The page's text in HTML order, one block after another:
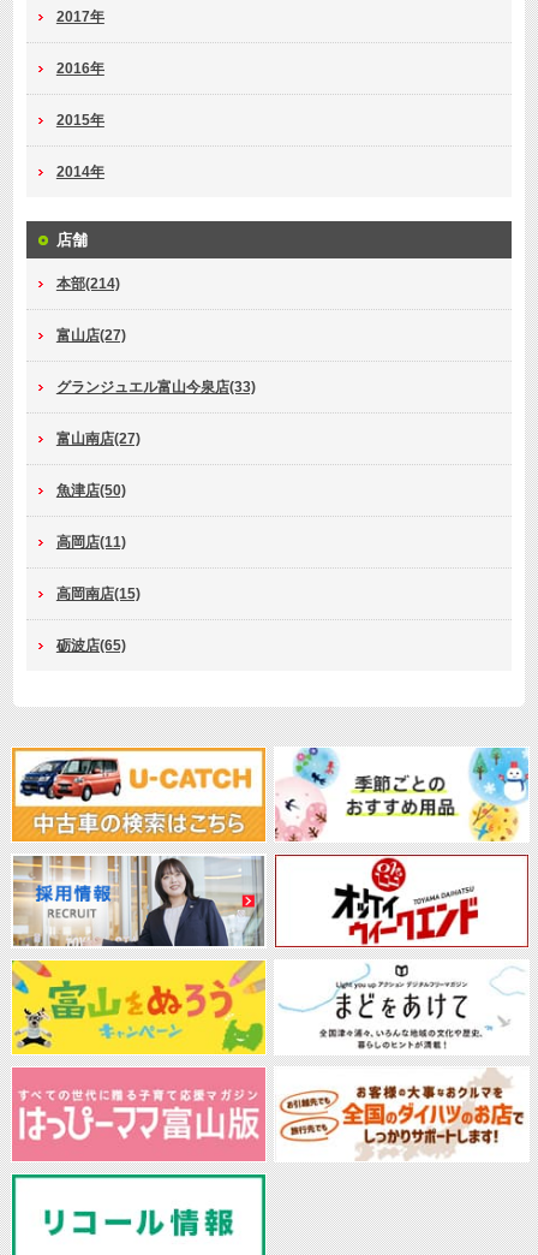
2017年
2016年
2015年
2014年
店舗
本部(214)
富山店(27)
グランジュエル富山今泉店(33)
富山南店(27)
魚津店(50)
高岡店(11)
高岡南店(15)
砺波店(65)